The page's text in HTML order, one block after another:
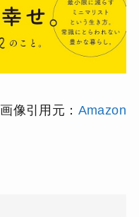
画像引用元： Amazon